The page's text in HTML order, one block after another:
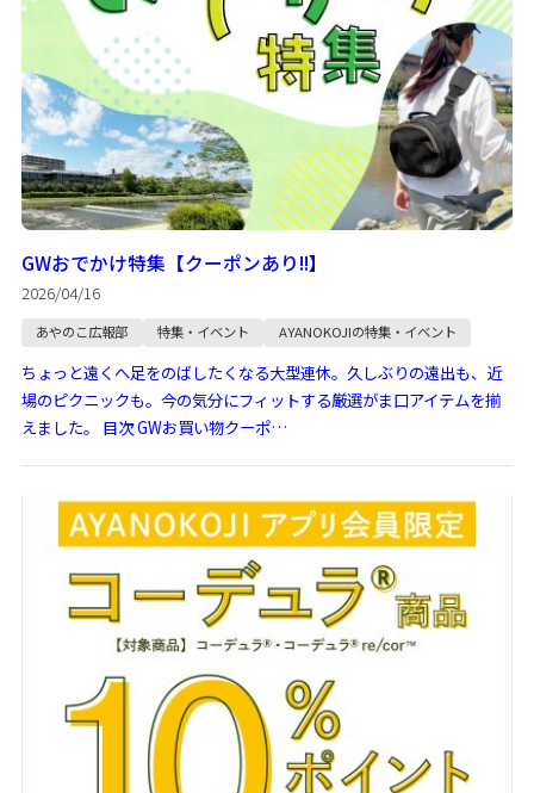
GWおでかけ特集【クーポンあり!!】
2026/04/16
あやのこ広報部 特集・イベント AYANOKOJIの特集・イベント
ちょっと遠くへ足をのばしたくなる大型連休。久しぶりの遠出も、近
場のピクニックも。今の気分にフィットする厳選がま口アイテムを揃
えました。 目次 GWお買い物クーポ…